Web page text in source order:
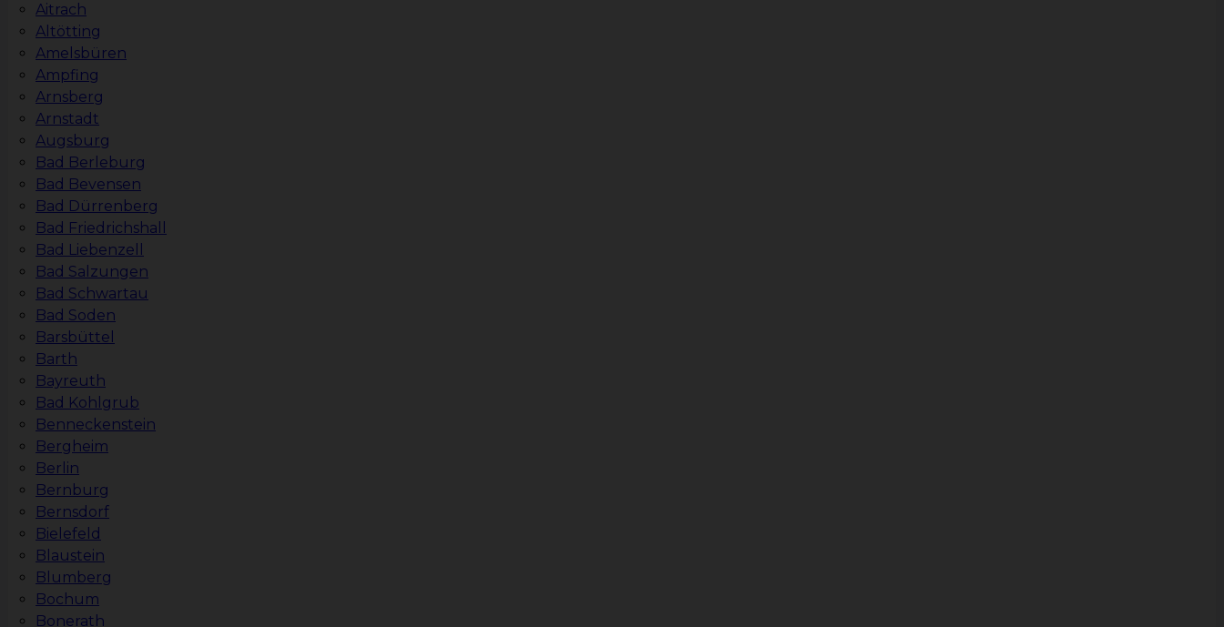
Aitrach
Altötting
Amelsbüren
Ampfing
Arnsberg
Arnstadt
Augsburg
Bad Berleburg
Bad Bevensen
Bad Dürrenberg
Bad Friedrichshall
Bad Liebenzell
Bad Salzungen
Bad Schwartau
Bad Soden
Barsbüttel
Barth
Bayreuth
Bad Kohlgrub
Benneckenstein
Bergheim
Berlin
Bernburg
Bernsdorf
Bielefeld
Blaustein
Blumberg
Bochum
Bonerath